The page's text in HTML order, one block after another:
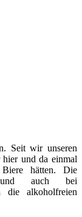
Seit wir unseren
und da einmal
hätten. Die
und auch bei
die alkoholfreien